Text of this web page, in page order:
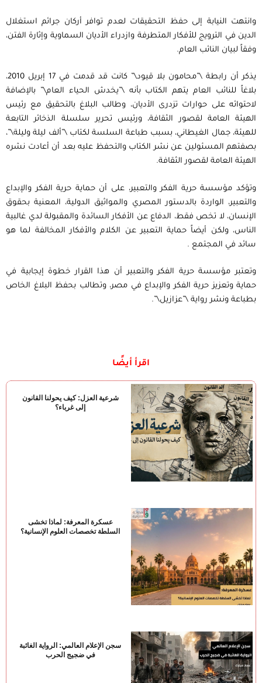
وانتهت النيابة إلى حفظ التحقيقات لعدم توافر أركان جرائم استغلال
الدين في الترويج للأفكار المتطرفة وازدراء الأديان السماوية وإثارة الفتن،
وفقاً لبيان النائب العام.
يذكر أن رابطة \”محامون بلا قيود\” كانت قد قدمت في 17 إبريل 2010،
بلاغاً للنائب العام يتهم الكتاب بأنه \”يخدش الحياء العام\” بالإضافة
لاحتوائه على حوارات تزدرى الأديان، وطالب البلاغ بالتحقيق مع رئيس
الهيئة العامة لقصور الثقافة، ورئيس تحرير سلسلة الذخائر التابعة
للهيئة، جمال الغيطاني، بسبب طباعة السلسة لكتاب \”ألف ليلة وليلة\”،
بصفتهم المسئولين عن نشر الكتاب والتحفظ عليه بعد أن أعادت نشره
الهيئة العامة لقصور الثقافة.
وتؤكد مؤسسة حرية الفكر والتعبير، على أن حماية حرية الفكر والإبداع
والتعبير، الواردة بالدستور المصري والمواثيق الدولية، المعنية بحقوق
الإنسان، لا تخص فقط، الدفاع عن الأفكار السائدة والمقبولة لدي غالبية
الناس، ولكن أيضاً حماية التعبير عن الكلام والأفكار المخالفة لما هو
سائد في المجتمع .
وتعتبر مؤسسة حرية الفكر والتعبير أن هذا القرار خطوة إيجابية في
حماية وتعزيز حرية الفكر والإبداع في مصر، وتطالب بحفظ البلاغ الخاص
بطباعة ونشر رواية \”عزازيل\”.
اقرأ أيضًا
شرعية العزل: كيف يحولنا القانون
إلى غرباء؟
عسكرة المعرفة: لماذا تخشى
السلطة تخصصات العلوم الإنسانية؟
سجن الإعلام العالمي: الرواية الغائبة
في ضجيج الحرب